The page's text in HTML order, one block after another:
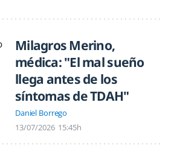
Milagros Merino,
médica: "El mal sueño
llega antes de los
síntomas de TDAH"
Daniel Borrego
13/07/2026 15:45h